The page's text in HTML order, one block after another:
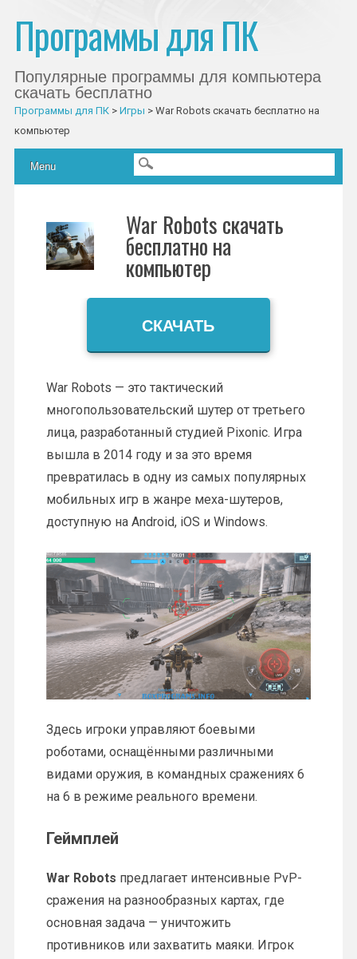
Программы для ПК
Популярные программы для компьютера
скачать бесплатно
Программы для ПК> Игры > War Robots скачать бесплатно на
компьютер
Главное меню
Skip to content
Menu
War Robots скачать
бесплатно на
компьютер
СКАЧАТЬ
War Robots — это тактический
многопользовательский шутер от третьего
лица, разработанный студией Pixonic. Игра
вышла в 2014 году и за это время
превратилась в одну из самых популярных
мобильных игр в жанре меха-шутеров,
доступную на Android, iOS и Windows.
Здесь игроки управляют боевыми
роботами, оснащёнными различными
видами оружия, в командных сражениях 6
на 6 в режиме реального времени.
Геймплей
War Robots предлагает интенсивные PvP-
сражения на разнообразных картах, где
основная задача — уничтожить
противников или захватить маяки. Игрок